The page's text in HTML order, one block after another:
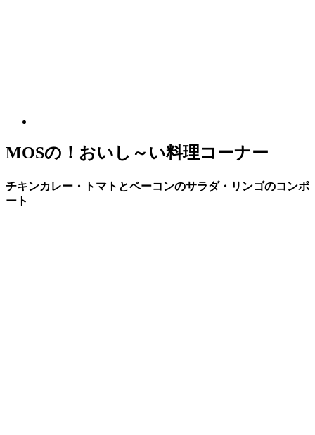
MOSの！おいし～い料理コーナー
チキンカレー・トマトとベーコンのサラダ・リンゴのコンポ
ート